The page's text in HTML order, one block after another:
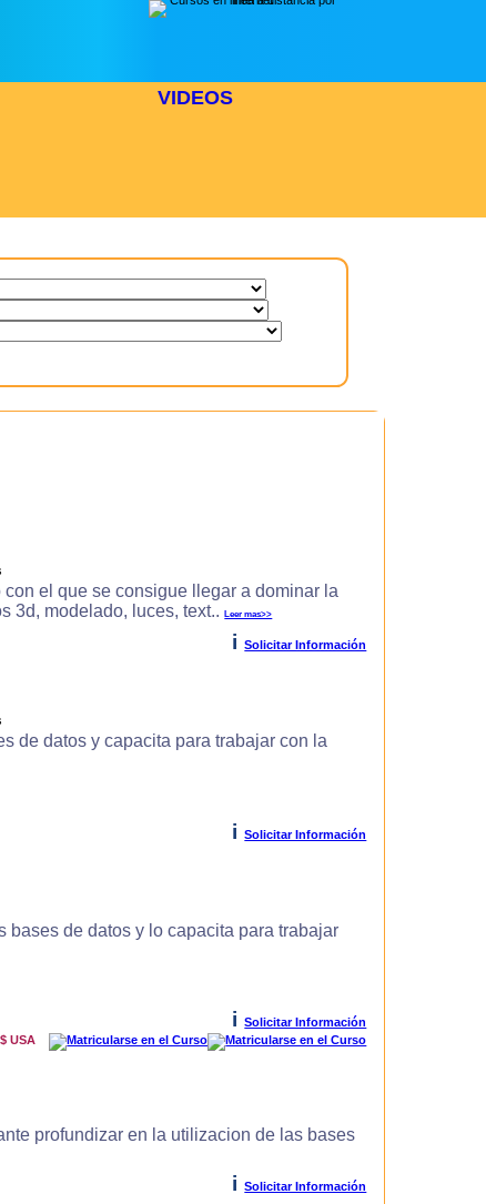
VIDEOS
el que se consigue llegar a dominar la
3d, modelado, luces, text..Leer mas>>
i Solicitar Información
de datos y capacita para trabajar con la
i Solicitar Información
bases de datos y lo capacita para trabajar
i
Solicitar Información
USA
profundizar en la utilizacion de las bases
i Solicitar Información